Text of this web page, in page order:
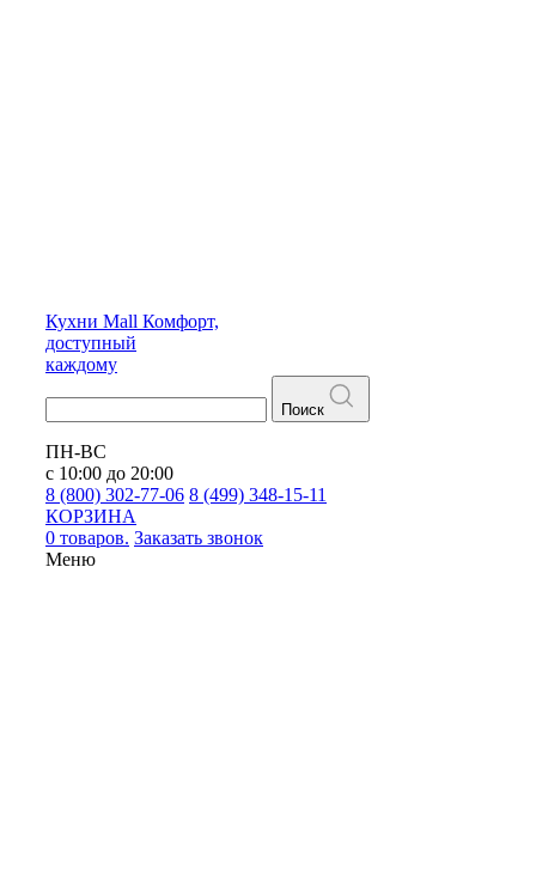
Кухни Mall Комфорт,
доступный
каждому
Поиск
ПН-ВС
с 10:00 до 20:00
8 (800) 302-77-06 8 (499) 348-15-11
КОРЗИНА
0 товаров. Заказать звонок
Меню